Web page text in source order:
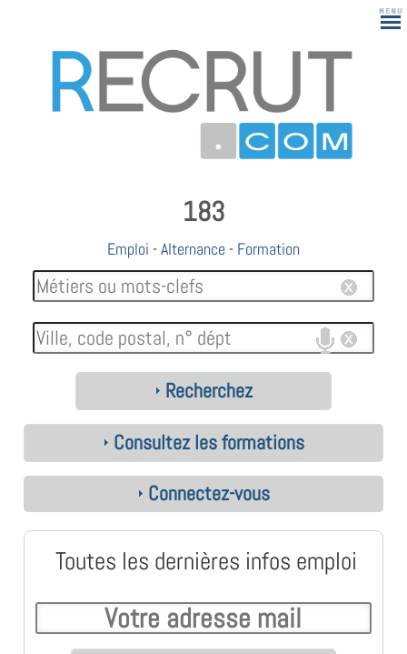
183
Emploi -Alternance - Formation
Recherchez
Consultez les formations
Connectez-vous
Toutes les dernières infos emploi